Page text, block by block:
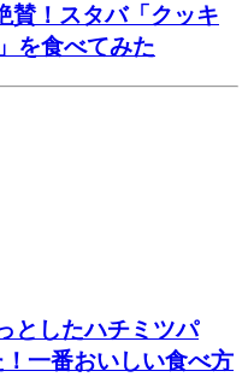
賛！スタバ「クッキ
を食べてみた
としたハチミツパ
一番おいしい食べ方